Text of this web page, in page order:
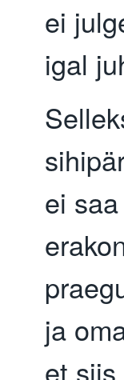
ei
igal
ei
ja
et